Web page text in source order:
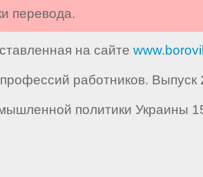
перевода.
на сайте
работников.
политики Украины